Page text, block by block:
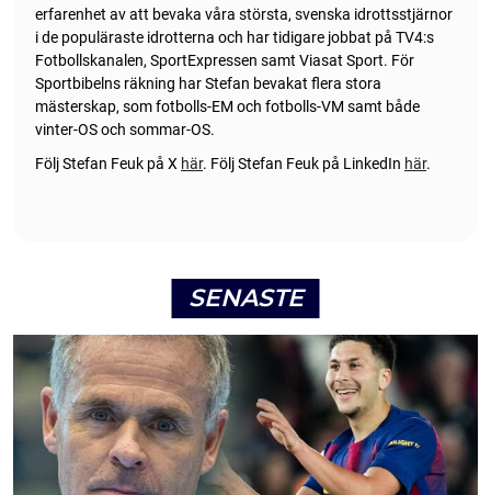
erfarenhet av att bevaka våra största, svenska idrottsstjärnor
i de populäraste idrotterna och har tidigare jobbat på TV4:s
Fotbollskanalen, SportExpressen samt Viasat Sport. För
Sportbibelns räkning har Stefan bevakat flera stora
mästerskap, som fotbolls-EM och fotbolls-VM samt både
vinter-OS och sommar-OS.
Följ Stefan Feuk på X här. Följ Stefan Feuk på LinkedIn här.
SENASTE